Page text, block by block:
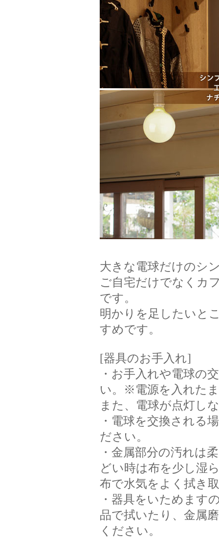
大きな電球だけのシ
ご自宅だけでなくカ
です。
明かりを足したいと
すめです。
[器具のお手入れ]
・お手入れや電球の
い。※電源を入れた
また、電球が点灯し
・電球を交換される
ださい。
・金属部分の汚れは
どい時は布を少し湿
布で水気をよく拭き
・器具をいためます
品で拭いたり、金属
ください。